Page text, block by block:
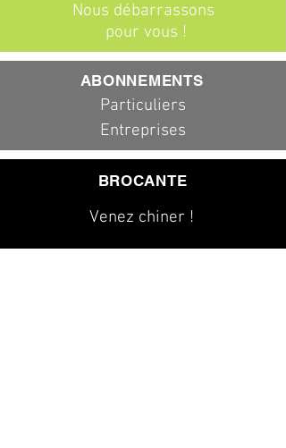
Nous débarrassons
pour vous !
ABONNEMENTS
Particuliers
Entreprises
BROCANTE
Venez chiner !